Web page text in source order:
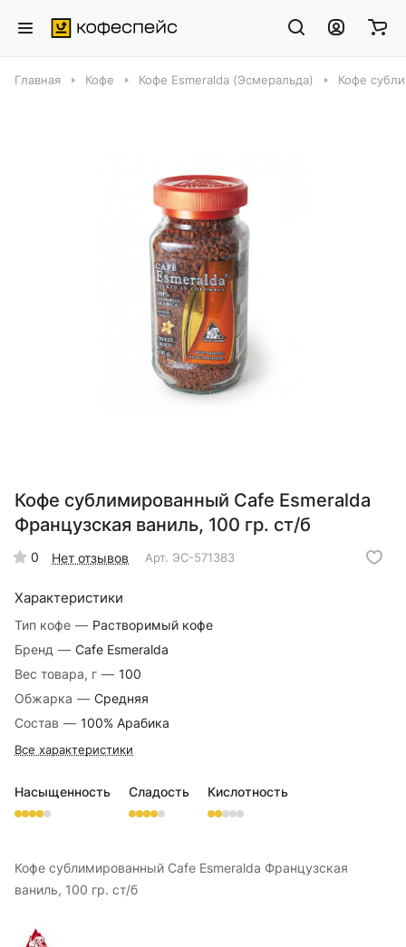
Главная Кофе Кофе Esmeralda (Эсмеральда) Кофе
Кофе сублимированный Cafe Esmeralda
Французская ваниль, 100 гр. ст/б
0 Нет отзывов Арт. ЭС-571383
Характеристики
Тип кофе — Растворимый кофе
Бренд — Cafe Esmeralda
Вес товара, г — 100
Обжарка — Средняя
Состав — 100% Арабика
Все характеристики
Насыщенность Сладость Кислотность
Кофе сублимированный Cafe Esmeralda Французская
ваниль, 100 гр. ст/б